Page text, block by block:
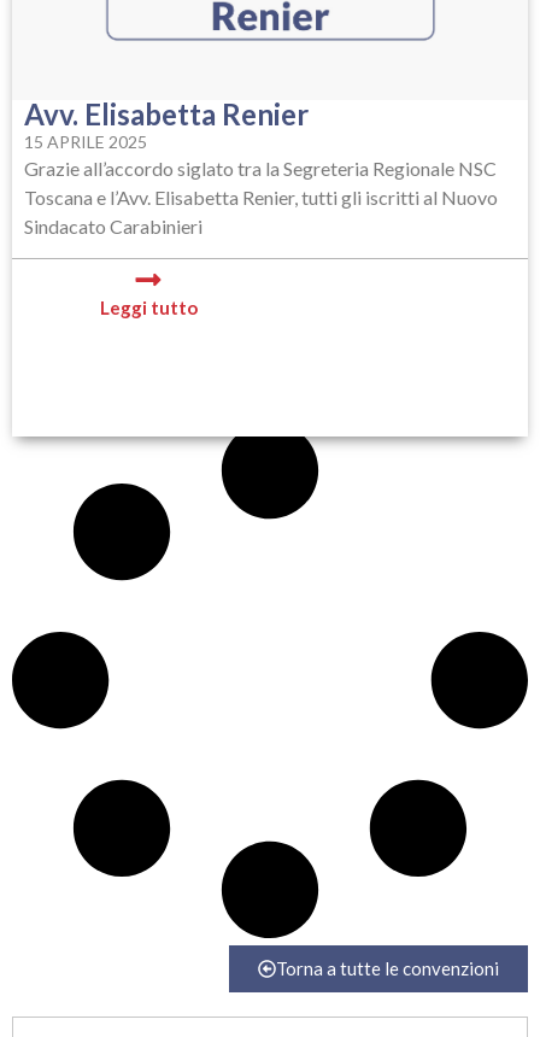
Avv. Elisabetta Renier
15 APRILE 2025
Grazie all’accordo siglato tra la Segreteria Regionale NSC
Toscana e l’Avv. Elisabetta Renier, tutti gli iscritti al Nuovo
Sindacato Carabinieri
Leggi tutto
Torna a tutte le convenzioni